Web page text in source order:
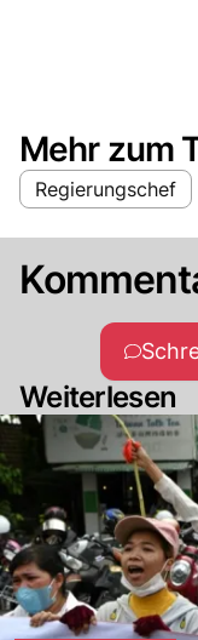
Mehr zum
Regierungschef
Weiterlesen